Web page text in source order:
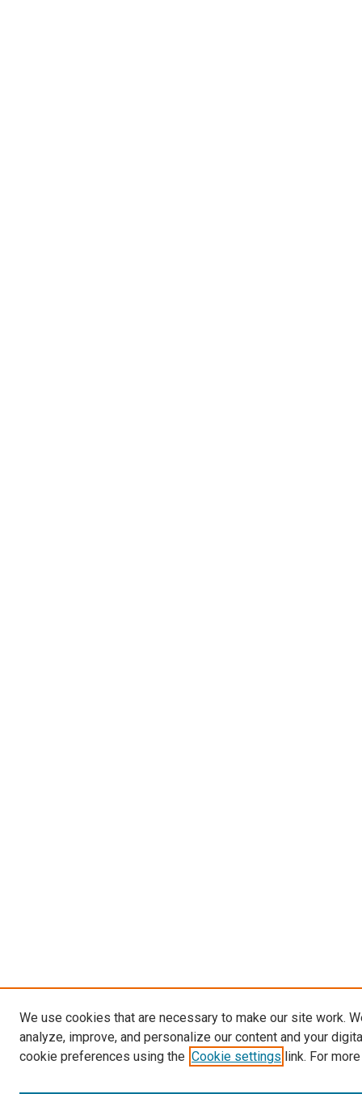
We use cookies that are necessary to make our site work.
analyze, improve, and personalize our content and your
cookie preferences using the Cookie settings link. For